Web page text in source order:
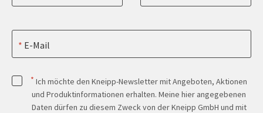
E-Mail
* Ich möchte den Kneipp-Newsletter mit Angeboten, Aktionen
und Produktinformationen erhalten. Meine hier angegebenen
Daten dürfen zu diesem Zweck von der Kneipp GmbH und mit